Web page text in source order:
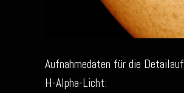
Aufnahmedaten für die
H-Alpha-Licht: